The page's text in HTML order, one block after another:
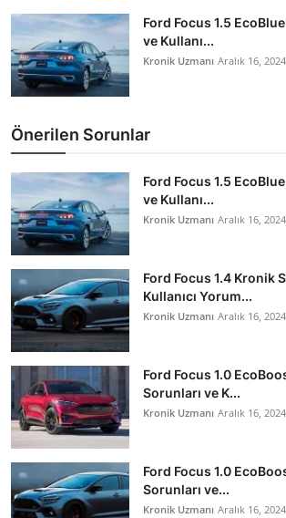
Ford Focus 1.5
ve Kullanı...
Kronik Uzmanı Aralık 16, 2024
Önerilen Sorunlar
Ford Focus 1.5
ve Kullanı...
Kronik Uzmanı Aralık 16, 2024
Ford Focus 1.4 Kronik
Kullanıcı Yorum...
Kronik Uzmanı Aralık 16, 2024
Ford Focus 1.0
Sorunları ve K...
Kronik Uzmanı Aralık 16, 2024
Ford Focus 1.0
Sorunları ve...
Kronik Uzmanı Aralık 16, 2024